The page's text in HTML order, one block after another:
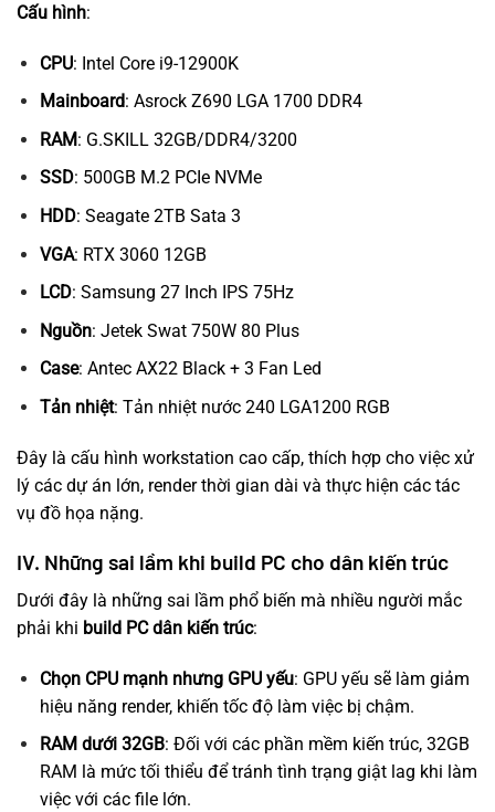
Cấu hình:
CPU: Intel Core i9-12900K
Mainboard: Asrock Z690 LGA 1700 DDR4
RAM: G.SKILL 32GB/DDR4/3200
SSD: 500GB M.2 PCIe NVMe
HDD: Seagate 2TB Sata 3
VGA: RTX 3060 12GB
LCD: Samsung 27 Inch IPS 75Hz
Nguồn: Jetek Swat 750W 80 Plus
Case: Antec AX22 Black + 3 Fan Led
Tản nhiệt: Tản nhiệt nước 240 LGA1200 RGB
Đây là cấu hình workstation cao cấp, thích hợp cho việc xử
lý các dự án lớn, render thời gian dài và thực hiện các tác
vụ đồ họa nặng.
IV. Những sai lầm khi build PC cho dân kiến trúc
Dưới đây là những sai lầm phổ biến mà nhiều người mắc
phải khi build PC dân kiến trúc:
Chọn CPU mạnh nhưng GPU yếu: GPU yếu sẽ làm giảm
hiệu năng render, khiến tốc độ làm việc bị chậm.
RAM dưới 32GB: Đối với các phần mềm kiến trúc, 32GB
RAM là mức tối thiểu để tránh tình trạng giật lag khi làm
việc với các file lớn.